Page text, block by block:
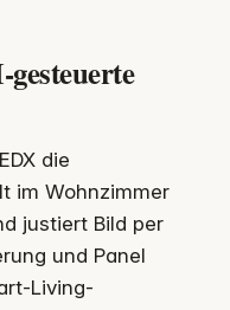
die
im Wohnzimmer
justiert Bild per
und Panel
Living-